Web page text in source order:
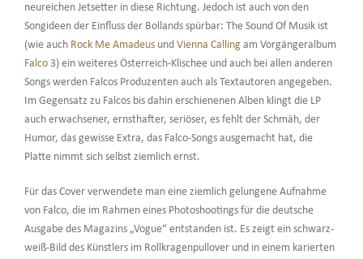
neureichen Jetsetter in diese Richtung. Jedoch ist auch von den
Songideen der Einfluss der Bollands spürbar: The Sound Of Musik ist
(wie auch Rock Me Amadeusund Vienna Callingam Vorgängeralbum
Falco 3) ein weiteres Österreich-Klischee und auch bei allen anderen
Songs werden Falcos Produzenten auch als Textautoren angegeben.
Im Gegensatz zu Falcos bis dahin erschienenen Alben klingt die LP
auch erwachsener, ernsthafter, seriöser, es fehlt der Schmäh, der
Humor, das gewisse Extra, das Falco-Songs ausgemacht hat, die
Platte nimmt sich selbst ziemlich ernst.
Für das Cover verwendete man eine ziemlich gelungene Aufnahme
von Falco, die im Rahmen eines Photoshootings für die deutsche
Ausgabe des Magazins „Vogue“ entstanden ist. Es zeigt ein schwarz-
weiß-Bild des Künstlers im Rollkragenpullover und in einem karierten